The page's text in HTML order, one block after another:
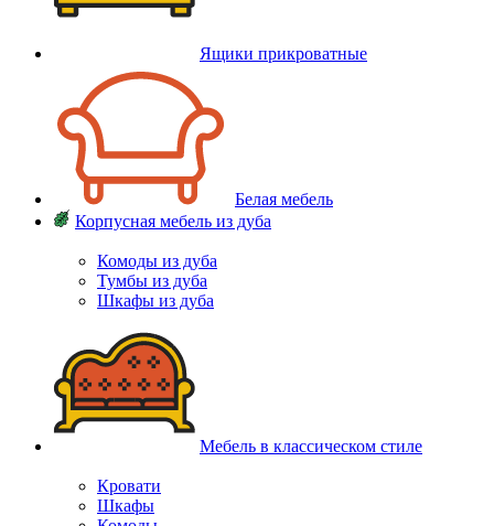
Ящики прикроватные
Белая мебель
Корпусная мебель из дуба
Комоды из дуба
Тумбы из дуба
Шкафы из дуба
Мебель в классическом стиле
Кровати
Шкафы